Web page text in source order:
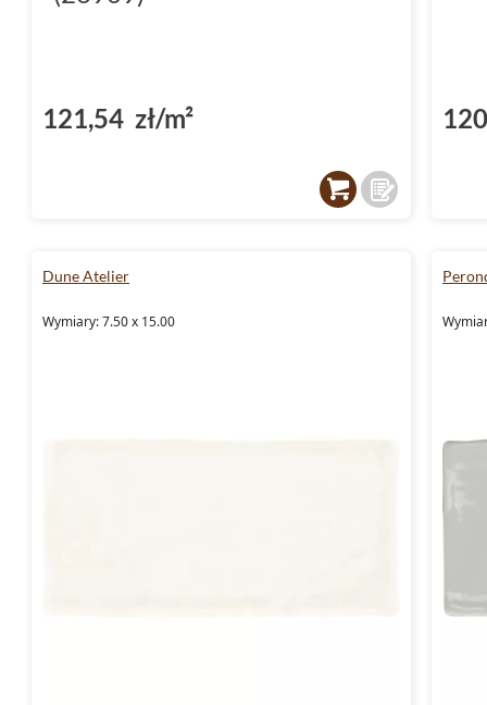
121,54 zł/m²
Dune Atelier
Wymiary: 7.50 x 15.00